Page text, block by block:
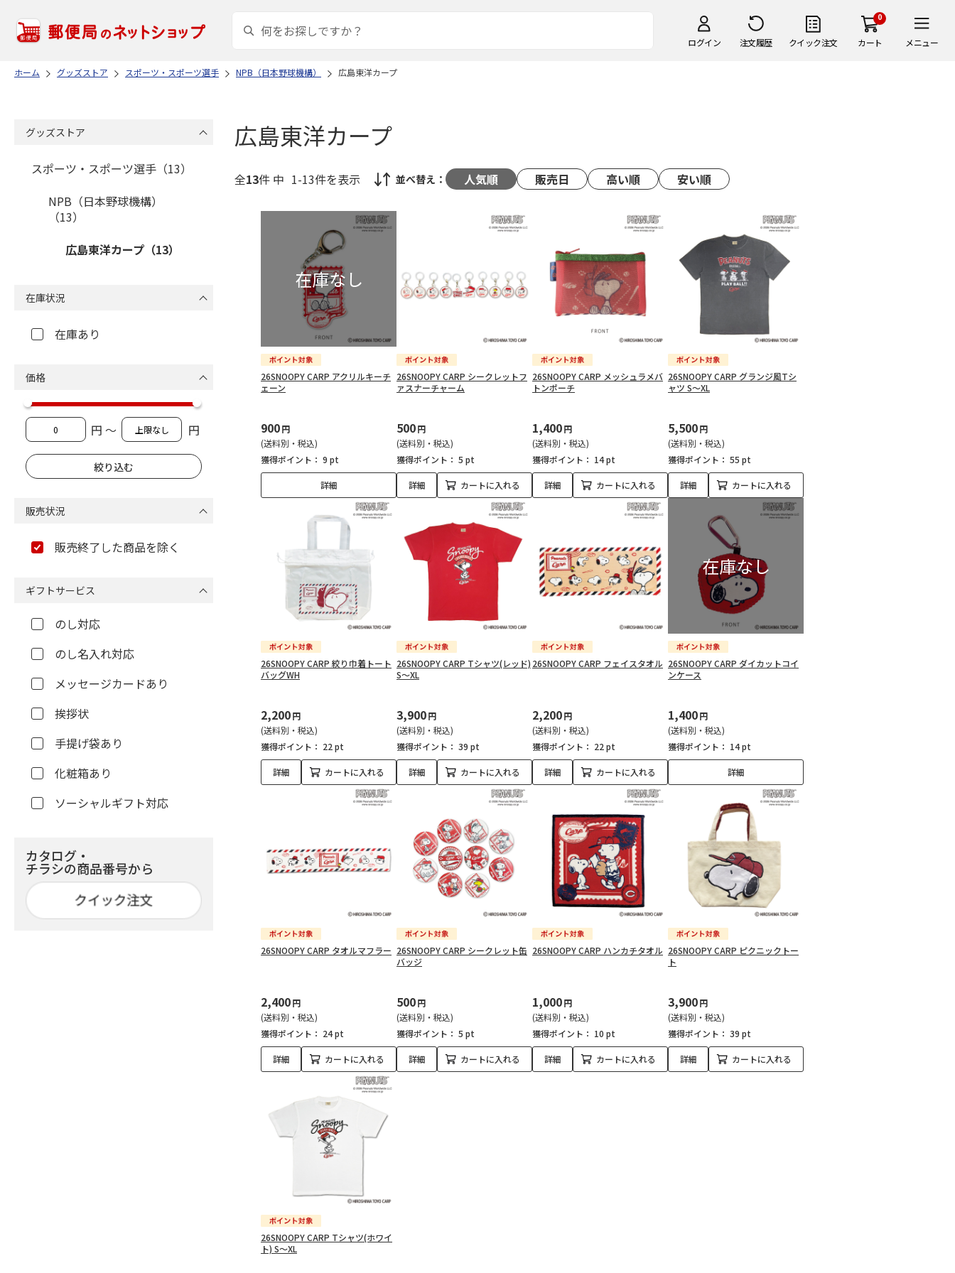
ログイン 注文履歴 クイック注文
0
カート メニュー
ホーム グッズストア スポーツ・スポーツ選手 NPB（日本野球機構） 広島東洋カープ
広島東洋カープ
全13件 中 1-13件を表示 並べ替え： 人気順 販売日 高い順 安い順
26SNOOPY CARP アクリルキーチ
ェーン
900円
(送料別・税込)
獲得ポイント： 9 pt
詳細
26SNOOPY CARP シークレットフ
ァスナーチャーム
500円
(送料別・税込)
獲得ポイント： 5 pt
詳細 カートに入れる
26SNOOPY CARP メッシュラメバ
トンポーチ
1,400円
(送料別・税込)
獲得ポイント： 14 pt
詳細 カートに入れる
26SNOOPY CARP グランジ風Tシ
ャツ S～XL
5,500円
(送料別・税込)
獲得ポイント： 55 pt
詳細 カートに入れる
26SNOOPY CARP 絞り巾着トート
バッグWH
2,200円
(送料別・税込)
獲得ポイント： 22 pt
詳細 カートに入れる
26SNOOPY CARP Tシャツ(レッド)
S～XL
3,900円
(送料別・税込)
獲得ポイント： 39 pt
詳細 カートに入れる
26SNOOPY CARP フェイスタオル
2,200円
(送料別・税込)
獲得ポイント： 22 pt
詳細 カートに入れる
26SNOOPY CARP ダイカットコイ
ンケース
1,400円
(送料別・税込)
獲得ポイント： 14 pt
詳細
26SNOOPY CARP タオルマフラー
2,400円
(送料別・税込)
獲得ポイント： 24 pt
詳細 カートに入れる
26SNOOPY CARP シークレット缶
バッジ
500円
(送料別・税込)
獲得ポイント： 5 pt
詳細 カートに入れる
26SNOOPY CARP ハンカチタオル
1,000円
(送料別・税込)
獲得ポイント： 10 pt
詳細 カートに入れる
26SNOOPY CARP ピクニックトー
ト
3,900円
(送料別・税込)
獲得ポイント： 39 pt
詳細 カートに入れる
26SNOOPY CARP Tシャツ(ホワイ
ト) S～XL
グッズストア
スポーツ・スポーツ選手（13）
NPB（日本野球機構）
（13）
広島東洋カープ（13）
在庫状況
在庫あり
価格
円 ～ 円
販売状況
販売終了した商品を除く
ギフトサービス
のし対応
のし名入れ対応
メッセージカードあり
挨拶状
手提げ袋あり
化粧箱あり
ソーシャルギフト対応
カタログ・
チラシの商品番号から